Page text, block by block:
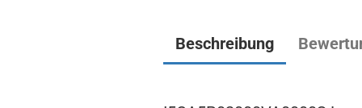
Beschreibung